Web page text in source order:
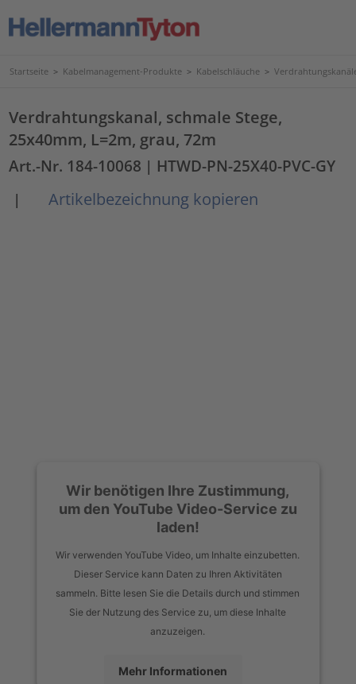
Startseite > Kabelmanagement-Produkte > Kabelschläuche >
Verdrahtungskanal, schmale Stege,
25x40mm, L=2m, grau, 72m
Art.-Nr. 184-10068 | HTWD-PN-25X40-PVC-GY
|
Artikelbezeichnung kopieren
Wir benötigen Ihre Zustimmung,
um den YouTube Video-Service zu
laden!
Wir verwenden YouTube Video, um Inhalte einzubetten.
Dieser Service kann Daten zu Ihren Aktivitäten
sammeln. Bitte lesen Sie die Details durch und stimmen
Sie der Nutzung des Service zu, um diese Inhalte
anzuzeigen.
Mehr Informationen